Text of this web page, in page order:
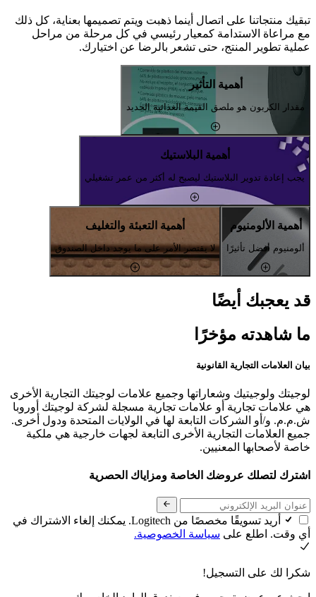
تبقيك منتجاتنا على اتصال أينما ذهبت ويتم تصميمها بعناية، كل ذلك
مع مراعاة الاستدامة كمعيار رئيسي في كل مرحلة من مراحل
عملية تطوير المنتج، حتى تشعر بالرضا عن اختيارك.
أهمية التأثير
مقدار الكربون هو ملصق القيمة الغذائية الجديد
أهمية البلاستيك
يجب إعادة تدوير البلاستيك ليصبح له أكثر من عمر تشغيلي
أهمية الألومنيوم
ألومنيوم أفضل تأثيرًا
أهمية التعبئة والتغليف
لا يقتصر الأمر على ما يوجد داخل الصندوق
قد يعجبك أيضًا
ما شاهدته مؤخرًا
بيان العلامات التجارية القانونية
لوجيتك ولوجيتيك وشعاراتها وجميع علامات لوجيتك التجارية الأخرى
هي علامات تجارية أو علامات تجارية مسجلة لشركة لوجيتك أوروبا
ش.م.م. و/أو الشركات التابعة لها في الولايات المتحدة ودول أخرى.
جميع العلامات التجارية الأخرى التابعة لجهات خارجية هي ملكية
خاصة لأصحابها المعنيين.
اشترك لتصلك عروضك الخاصة ومزاياك الحصرية
أريد تسويقًا مخصصًا من Logitech. يمكنك إلغاء الاشتراك في
أي وقت. اطلع على سياسة الخصوصية.
شكرا لك على التسجيل!